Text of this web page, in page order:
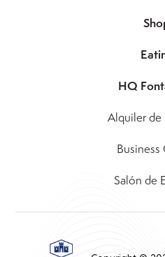
HQ
Alquiler de
Business
Salón de